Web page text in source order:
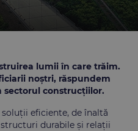
lumii în care trăim.
noștri, răspundem
construcțiilor.
eficiente, de înaltă
durabile și relații